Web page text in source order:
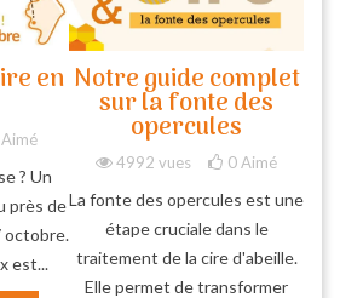
en
Aimé
? Un
près de
octobre.
est...
Notre guide complet
sur la fonte des
opercules
4992 vues 0Aimé
La fonte des opercules est une
étape cruciale dans le
traitement de la cire d'abeille.
Elle permet de transformer